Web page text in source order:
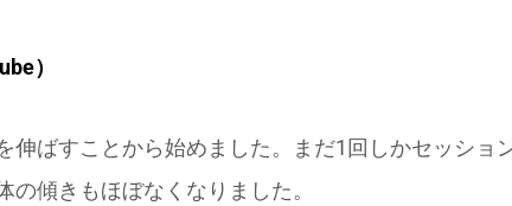
）
ばすことから始めました。
まだ1回しかセッショ
傾きもほぼなくなりました。